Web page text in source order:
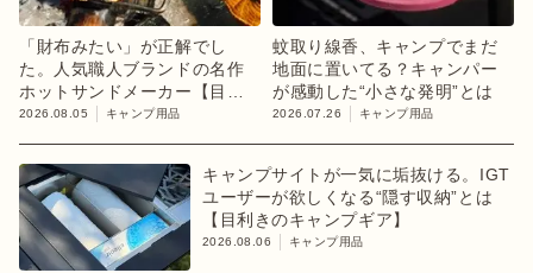
「財布みたい」が正解でし
た。人気職人ブランドの名作
ホットサンドメーカー【目利
きのキャンプギア】
2026.08.05 キャンプ用品
蚊取り線香、キャンプでまだ
地面に置いてる？キャンパー
が感動した“小さな発明”とは
2026.07.26 キャンプ用品
キャンプサイトが一気に垢抜ける。IGT
ユーザーが欲しくなる“隠す収納”とは
【目利きのキャンプギア】
2026.08.06 キャンプ用品